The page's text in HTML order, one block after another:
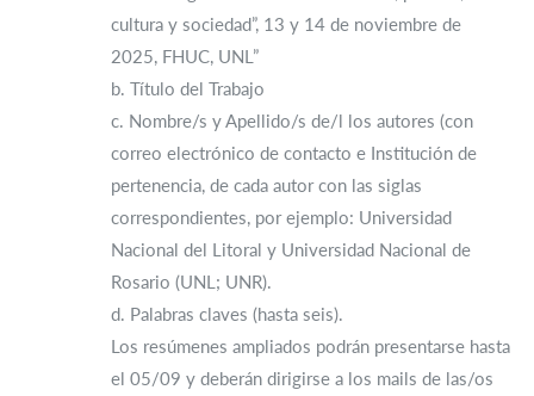
cultura y sociedad”, 13 y 14 de noviembre de
2025, FHUC, UNL”
b. Título del Trabajo
c. Nombre/s y Apellido/s de/l los autores (con
correo electrónico de contacto e Institución de
pertenencia, de cada autor con las siglas
correspondientes, por ejemplo: Universidad
Nacional del Litoral y Universidad Nacional de
Rosario (UNL; UNR).
d. Palabras claves (hasta seis).
Los resúmenes ampliados podrán presentarse hasta
el 05/09 y deberán dirigirse a los mails de las/os